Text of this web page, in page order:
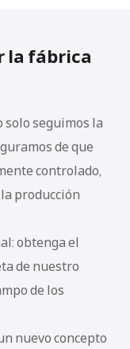
la fábrica
solo seguimos la
de que
controlado,
producción
obtenga el
de nuestro
de los
nuevo concepto